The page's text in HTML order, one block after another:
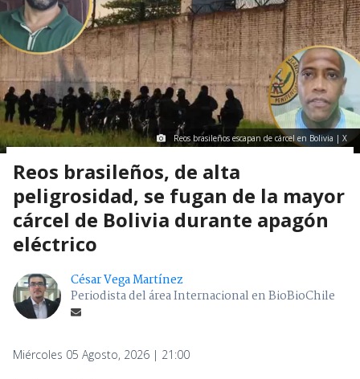
Reos brasileños escapan de cárcel en Bolivia | X
Reos brasileños, de alta
peligrosidad, se fugan de la mayor
cárcel de Bolivia durante apagón
eléctrico
César Vega Martínez
Periodista del área Internacional en BioBioChile
Miércoles 05 Agosto, 2026 | 21:00